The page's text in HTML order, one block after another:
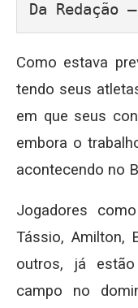
Da Redação
Como estava
tendo seus
em que seus
embora o
acontecendo no
Jogadores
Tássio, Amilton,
outros, já
campo no